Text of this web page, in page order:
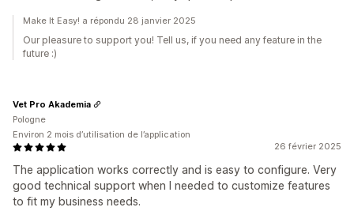
Make It Easy! a répondu 28 janvier 2025
Our pleasure to support you! Tell us, if you need any feature in the
future :)
26 février 2025
The application works correctly and is easy to configure. Very
good technical support when I needed to customize features
to fit my business needs.
Vet Pro Akademia
Pologne
Environ 2 mois d’utilisation de l’application